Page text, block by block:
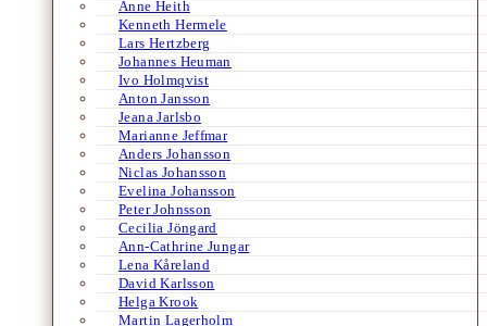
Anne Heith
Kenneth Hermele
Lars Hertzberg
Johannes Heuman
Ivo Holmqvist
Anton Jansson
Jeana Jarlsbo
Marianne Jeffmar
Anders Johansson
Niclas Johansson
Evelina Johansson
Peter Johnsson
Cecilia Jöngard
Ann-Cathrine Jungar
Lena Kåreland
David Karlsson
Helga Krook
Martin Lagerholm